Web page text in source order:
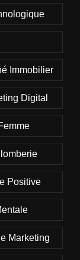
Immobilier
Digital
Positive
Marketing